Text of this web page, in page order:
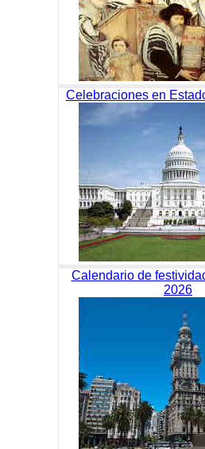
Celebraciones en
Calendario de
2026